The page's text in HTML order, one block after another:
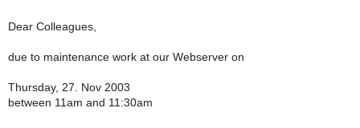
Dear Colleagues,
due to maintenance work at our Webserver on
Thursday, 27. Nov 2003
between 11am and 11:30am